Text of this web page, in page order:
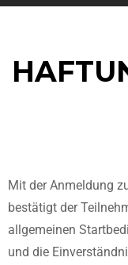
Mit der Anmeldung
bestätigt der
allgemeinen
und die